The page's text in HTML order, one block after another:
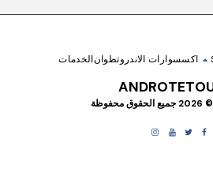
اكسسوارات الاندروتطوانالخدمات